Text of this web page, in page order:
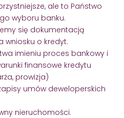
ale to Państwo
wyboru banku.
się dokumentacją
wniosku o kredyt.
imieniu proces bankowy i
finansowe kredytu
prowizja)
umów deweloperskich
nieruchomości.